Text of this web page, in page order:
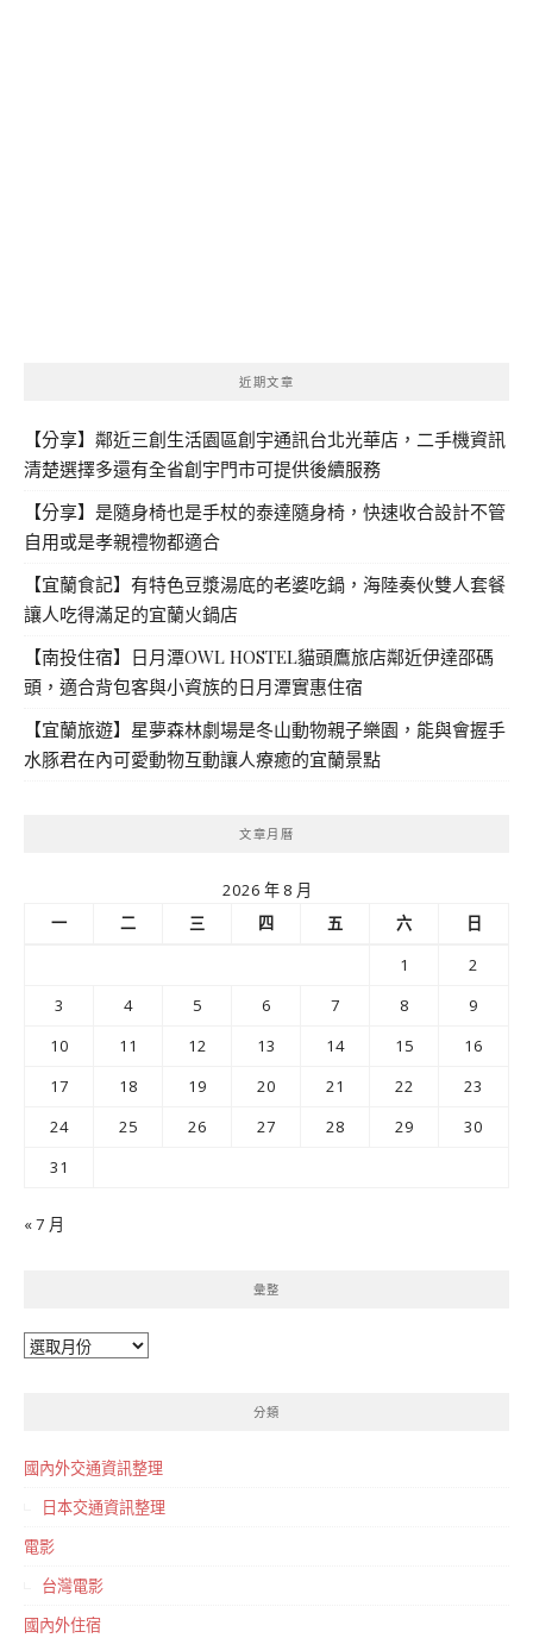
近期文章
【分享】鄰近三創生活園區創宇通訊台北光華店，二手機資訊
清楚選擇多還有全省創宇門市可提供後續服務
【分享】是隨身椅也是手杖的泰達隨身椅，快速收合設計不管
自用或是孝親禮物都適合
【宜蘭食記】有特色豆漿湯底的老婆吃鍋，海陸奏伙雙人套餐
讓人吃得滿足的宜蘭火鍋店
【南投住宿】日月潭OWL HOSTEL貓頭鷹旅店鄰近伊達邵碼
頭，適合背包客與小資族的日月潭實惠住宿
【宜蘭旅遊】星夢森林劇場是冬山動物親子樂園，能與會握手
水豚君在內可愛動物互動讓人療癒的宜蘭景點
文章月曆
2026 年 8 月
一
二 三 四 五 六
日
1
2
3
4 5 6 7 8
9
10
11 12 13 14 15
16
17
18 19 20 21 22
23
24
25 26 27 28 29
30
31
« 7 月
彙整
彙
分類
國內外交通資訊整理
日本交通資訊整理
電影
台灣電影
國內外住宿